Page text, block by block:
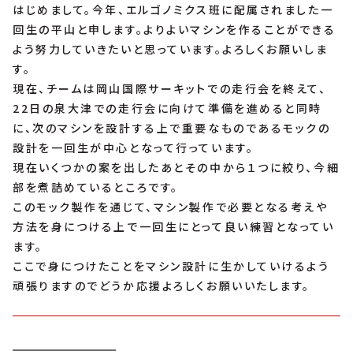
はじめまして。今年、エルゴノミクス班に配属されました一
回生の平山と申します。よりよいマシンを作ることができる
よう努力していきたいと思っています。よろしくお願いしま
す。
現在、チームは岡山国際サーキットでの走行会を終えて、
22日の泉大津での走行会に向けて準備を進めると同時
に、次のマシンを設計する上で重要なものであるモックの
設計を一回生が中心となって行っています。
現在いくつかの案を出したあとその中から１つに絞り、今細
部を煮詰めているところです。
このモック製作を通じて、マシン製作で必要となる考えや
方法を身につける上で一回生にとって良い練習となってい
ます。
ここで身につけたことをマシン設計に生かしていけるよう
頑張りますのでどうか応援よろしくお願いいたします。